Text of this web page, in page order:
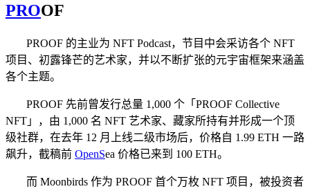
PROOF
PROOF 的主业为 NFT Podcast，节目中会采访各个 NFT
项目、初露锋芒的艺术家，并以不断扩张的元宇宙框架来涵盖
各个主题。
PROOF 先前曾发行总量 1,000 个「PROOF Collective
NFT」，由 1,000 名 NFT 艺术家、藏家所持有并形成一个顶
级社群，在去年 12 月上线二级市场后，价格自 1.99 ETH 一路
飙升，截稿前 OpenSea 价格已来到 100 ETH。
而 Moonbirds 作为 PROOF 首个万枚 NFT 项目，被投资者